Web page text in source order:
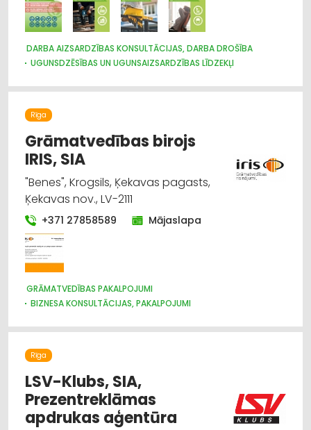
DARBA AIZSARDZĪBAS KONSULTĀCIJAS, DARBA DROŠĪBA
UGUNSDZĒSĪBAS UN UGUNSAIZSARDZĪBAS LĪDZEKĻI
Rīga
Grāmatvedības birojs
IRIS, SIA
"Benes", Krogsils, Ķekavas pagasts,
Ķekavas nov., LV-2111
+371 27858589 Mājaslapa
GRĀMATVEDĪBAS PAKALPOJUMI
BIZNESA KONSULTĀCIJAS, PAKALPOJUMI
Rīga
LSV-Klubs, SIA,
Prezentreklāmas
apdrukas aģentūra